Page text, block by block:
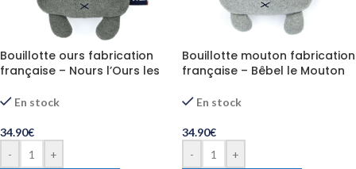
Bouillotte ours fabrication
française – Nours l’Ours les
En stock
34.90€
-
+
Bouillotte mouton fabrication
française – Bêbel le Mouton
En stock
34.90€
-
+